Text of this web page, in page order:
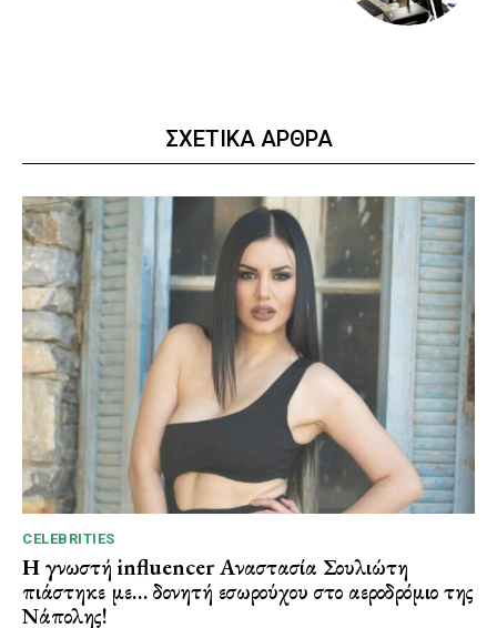
ΣΧΕΤΙΚΑ ΑΡΘΡΑ
CELEBRITIES
Η γνωστή influencer Αναστασία Σουλιώτη
πιάστηκε με… δονητή εσωρούχου στο αεροδρόμιο της
Νάπολης!